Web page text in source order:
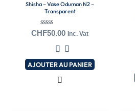
Shisha – Vase Oduman N2 –
Transparent
Note
CHF50.00 Inc. Vat
AJOUTER AU PANIER